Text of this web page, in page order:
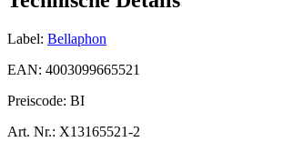
Label: Bellaphon
EAN: 4003099665521
Preiscode: BI
Art. Nr.: X13165521-2